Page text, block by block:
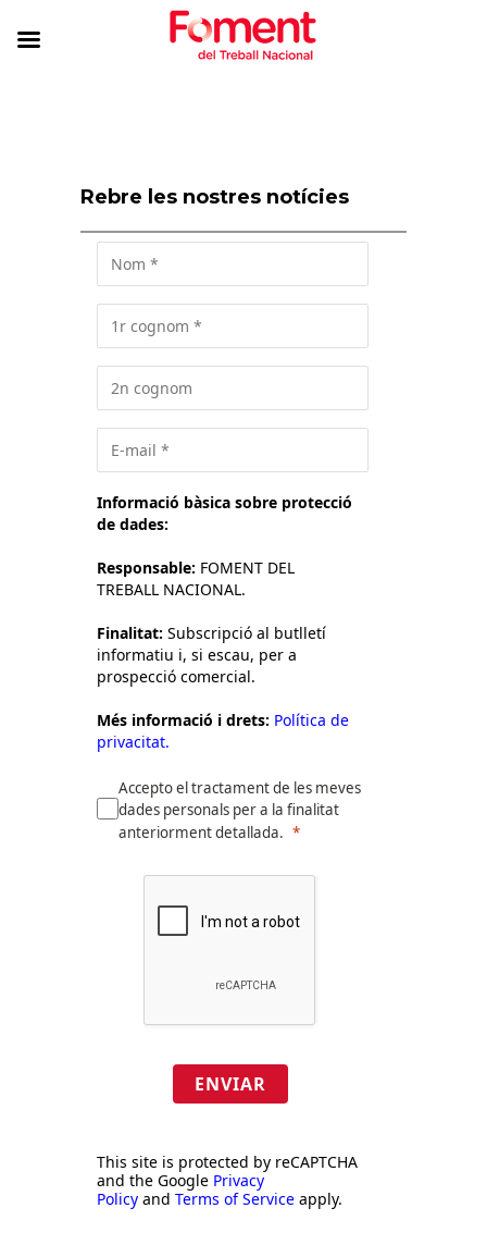
Rebre les nostres notícies
Informació bàsica sobre protecció
de dades:
Responsable: FOMENT DEL
TREBALL NACIONAL.
Finalitat: Subscripció al butlletí
informatiu i, si escau, per a
prospecció comercial.
Més informació i drets: Política de
privacitat.
Accepto el tractament de les meves
dades personals per a la finalitat
anteriorment detallada.
ENVIAR
This site is protected by reCAPTCHA
and the Google Privacy
Policy and Terms of Service apply.